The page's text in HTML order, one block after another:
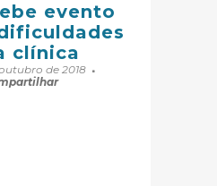
evento
clínica
de 2018